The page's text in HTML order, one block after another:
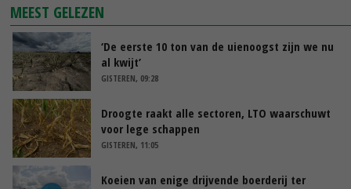
MEEST GELEZEN
‘De eerste 10 ton van de uienoogst zijn we nu
al kwijt’
GISTEREN, 09:28
Droogte raakt alle sectoren, LTO waarschuwt
voor lege schappen
GISTEREN, 11:05
Koeien van enige drijvende boerderij ter